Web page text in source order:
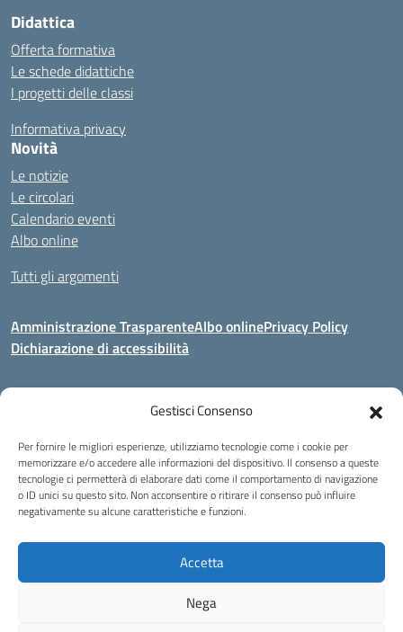
Gestisci Consenso
Per fornire le migliori esperienze, utilizziamo tecnologie come i cookie per
memorizzare e/o accedere alle informazioni del dispositivo. Il consenso a queste
tecnologie ci permetterà di elaborare dati come il comportamento di navigazione
o ID unici su questo sito. Non acconsentire o ritirare il consenso può influire
negativamente su alcune caratteristiche e funzioni.
Accetta
Nega
Didattica
Offerta formativa
Le schede didattiche
I progetti delle classi
Informativa privacy
Novità
Le notizie
Le circolari
Calendario eventi
Albo online
Tutti gli argomenti
Amministrazione TrasparenteAlbo onlinePrivacy Policy
Dichiarazione di accessibilità
Via Corridoni 34/36 Milano
Posta elettronica certificata (PEC):miic8de001@pec.istruzione.it
Codice fiscale: 80124970155
Istituto Omnicomprensivo Musicale Statale
Via Corridoni 34/36 Milano | Tel. 02 88446647 Fax 02-88.440.328
miic8de001@istruzione.it | miic8de001@pec.istruzione.it
C.F. 80124970155